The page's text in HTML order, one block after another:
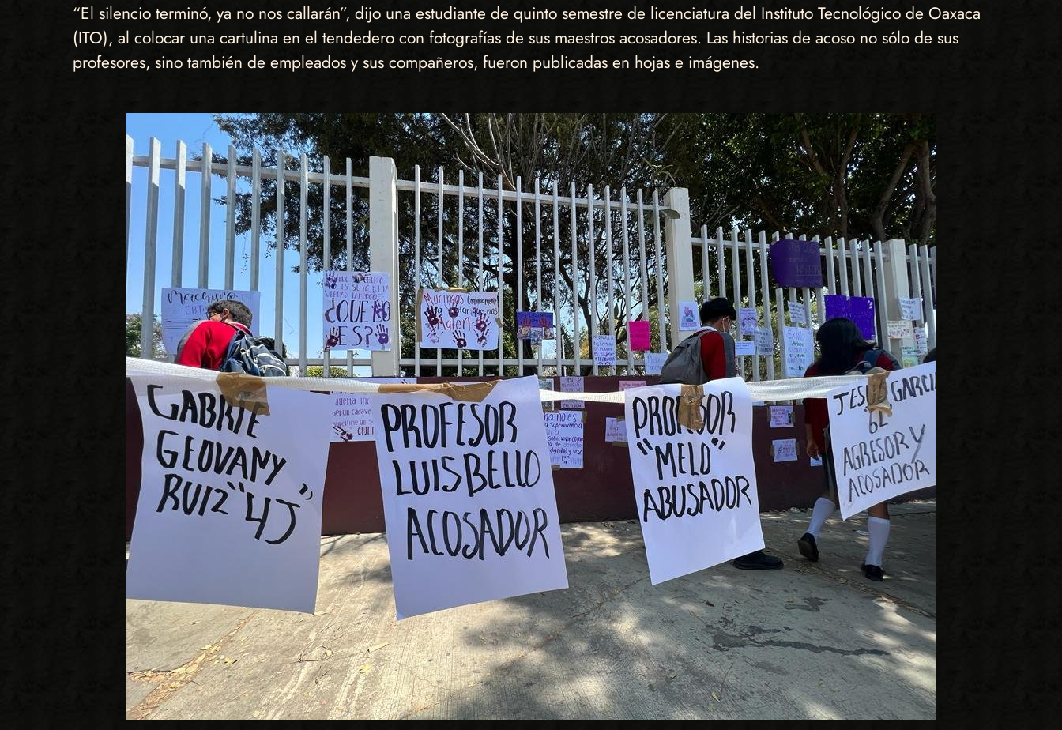
“El silencio terminó, ya no nos callarán”, dijo una estudiante de quinto semestre de licenciatura del Instituto Tecnológico de Oaxaca
(ITO), al colocar una cartulina en el tendedero con fotografías de sus maestros acosadores. Las historias de acoso no sólo de sus
profesores, sino también de empleados y sus compañeros, fueron publicadas en hojas e imágenes.